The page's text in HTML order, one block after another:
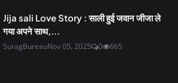
Jija sali Love Story : साली हुई जवान जीजा ले
गया अपने साथ,...
SuragBureauNov 05, 2025 0 665